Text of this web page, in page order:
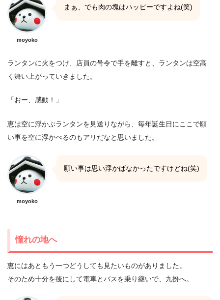
moyoko
まぁ、でも肉の塊はハッピーですよね(笑)
ランタンに火をつけ、店員の号令で手を離すと、ランタンは空高
く舞い上がっていきました。
「おー、感動！」
恵は空に浮かぶランタンを見送りながら、毎年誕生日にここで願
い事を空に浮かべるのもアリだなと思いました。
moyoko
願い事は思い浮かばなかったですけどね(笑)
憧れの地へ
恵にはあともう一つどうしても見たいものがありました。
そのため十分を後にして電車とバスを乗り継いで、九扮へ。